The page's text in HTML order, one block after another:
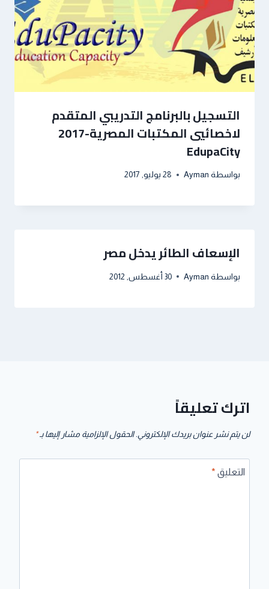
التسجيل بالبرنامج التدريبي المتقدم
لاخصائيي المكتبات المصرية-2017
EdupaCity
بواسطة Ayman 28 يوليو, 2017
الإسعاف الطائر يدخل مصر
بواسطة Ayman 30 أغسطس, 2012
اترك تعليقاً
لن يتم نشر عنوان بريدك الإلكتروني. الحقول الإلزامية مشار إليها بـ*
التعليق *